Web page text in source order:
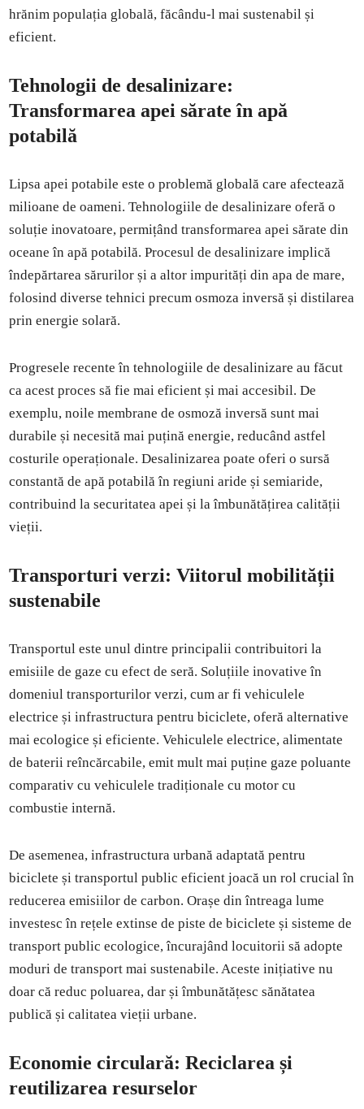
hrănim populația globală, făcându-l mai sustenabil și
eficient.
Tehnologii de desalinizare:
Transformarea apei sărate în apă
potabilă
Lipsa apei potabile este o problemă globală care afectează
milioane de oameni. Tehnologiile de desalinizare oferă o
soluție inovatoare, permițând transformarea apei sărate din
oceane în apă potabilă. Procesul de desalinizare implică
îndepărtarea sărurilor și a altor impurități din apa de mare,
folosind diverse tehnici precum osmoza inversă și distilarea
prin energie solară.
Progresele recente în tehnologiile de desalinizare au făcut
ca acest proces să fie mai eficient și mai accesibil. De
exemplu, noile membrane de osmoză inversă sunt mai
durabile și necesită mai puțină energie, reducând astfel
costurile operaționale. Desalinizarea poate oferi o sursă
constantă de apă potabilă în regiuni aride și semiaride,
contribuind la securitatea apei și la îmbunătățirea calității
vieții.
Transporturi verzi: Viitorul mobilității
sustenabile
Transportul este unul dintre principalii contribuitori la
emisiile de gaze cu efect de seră. Soluțiile inovative în
domeniul transporturilor verzi, cum ar fi vehiculele
electrice și infrastructura pentru biciclete, oferă alternative
mai ecologice și eficiente. Vehiculele electrice, alimentate
de baterii reîncărcabile, emit mult mai puține gaze poluante
comparativ cu vehiculele tradiționale cu motor cu
combustie internă.
De asemenea, infrastructura urbană adaptată pentru
biciclete și transportul public eficient joacă un rol crucial în
reducerea emisiilor de carbon. Orașe din întreaga lume
investesc în rețele extinse de piste de biciclete și sisteme de
transport public ecologice, încurajând locuitorii să adopte
moduri de transport mai sustenabile. Aceste inițiative nu
doar că reduc poluarea, dar și îmbunătățesc sănătatea
publică și calitatea vieții urbane.
Economie circulară: Reciclarea și
reutilizarea resurselor